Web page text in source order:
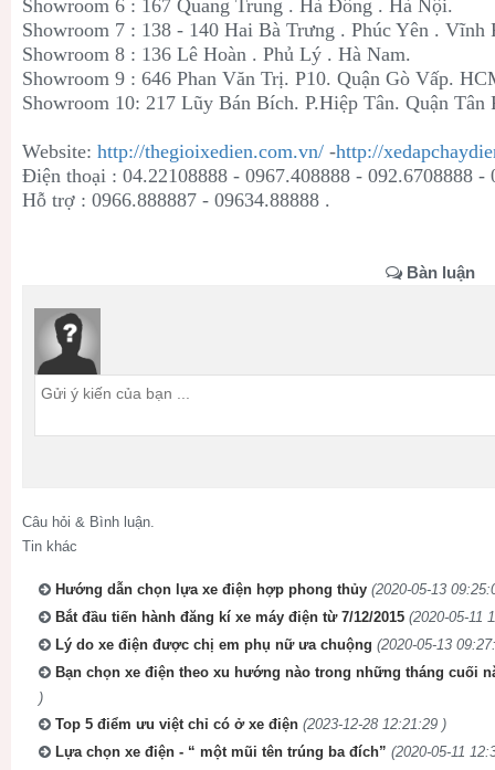
Showroom 6 : 167 Quang Trung . Hà Đông . Hà Nội.
Showroom 7 : 138 - 140 Hai Bà Trưng . Phúc Yên . Vĩnh
Showroom 8 : 136 Lê Hoàn . Phủ Lý . Hà Nam.
Showroom 9 : 646 Phan Văn Trị. P10. Quận Gò Vấp.
Showroom 10: 217 Lũy Bán Bích. P.Hiệp Tân. Quận Tân
Website: http://thegioixedien.com.vn/ -http://
Điện thoại : 04.22108888 - 0967.408888 - 092.6708888 -
Hỗ trợ : 0966.888887 - 09634.88888 .
Bàn luận
Câu hỏi & Bình luận.
Tin khác
Hướng dẫn chọn lựa xe điện hợp phong thủy (2020-05-13
Bắt đầu tiến hành đăng kí xe máy điện từ 7/12/2015 (2020-05-11
Lý do xe điện được chị em phụ nữ ưa chuộng (2020-05-13
Bạn chọn xe điện theo xu hướng nào trong những tháng cuối
)
Top 5 điểm ưu việt chỉ có ở xe điện (2023-12-28 12:21:29 )
Lựa chọn xe điện - “ một mũi tên trúng ba đích” (2020-05-11